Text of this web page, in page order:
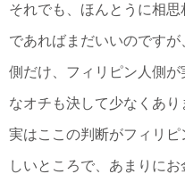
それでも、ほんとうに相
であればまだいいのです
側だけ、フィリピン人側
なオチも決して少なくあり
実はここの判断がフィリ
しいところで、あまりに